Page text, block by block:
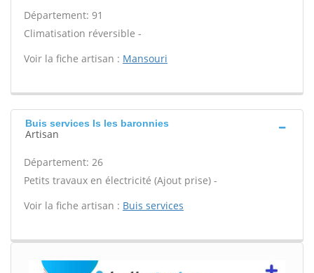
Département: 91
Climatisation réversible -
Voir la fiche artisan : Mansouri
Buis services Is les baronnies
Artisan
Département: 26
Petits travaux en électricité (Ajout prise) -
Voir la fiche artisan : Buis services